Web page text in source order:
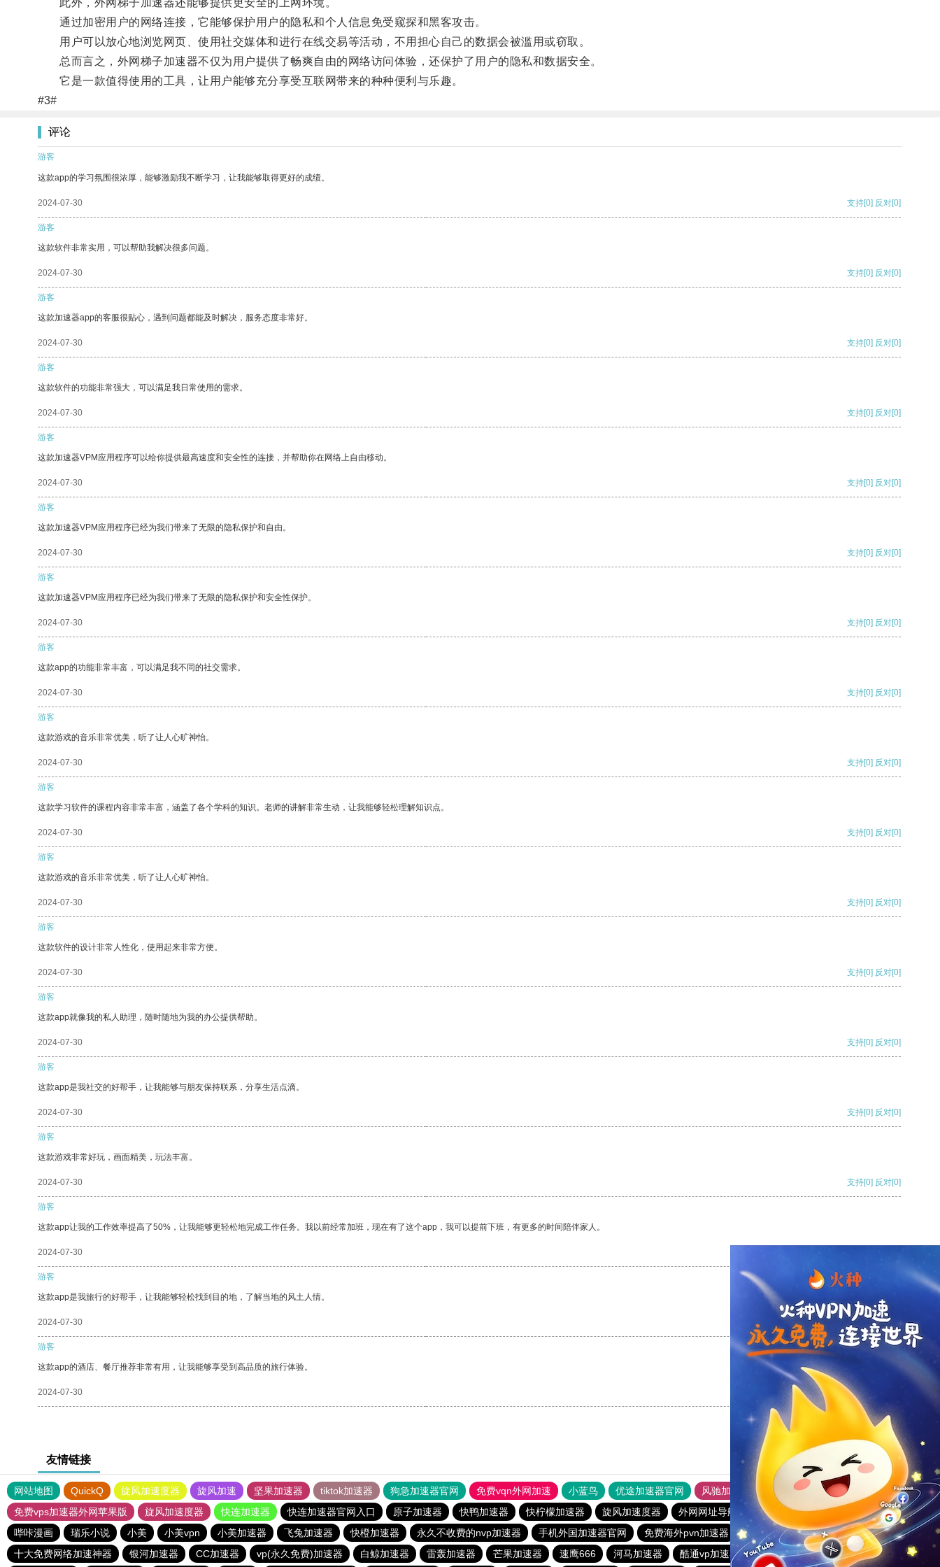
此外，外网梯子加速器还能够提供更安全的上网环境。
通过加密用户的网络连接，它能够保护用户的隐私和个人信息免受窥探和黑客攻击。
用户可以放心地浏览网页、使用社交媒体和进行在线交易等活动，不用担心自己的数据会被滥用或窃取。
总而言之，外网梯子加速器不仅为用户提供了畅爽自由的网络访问体验，还保护了用户的隐私和数据安全。
它是一款值得使用的工具，让用户能够充分享受互联网带来的种种便利与乐趣。
#3#
评论
游客
这款app的学习氛围很浓厚，能够激励我不断学习，让我能够取得更好的成绩。
2024-07-30 支持[0] 反对[0]
游客
这款软件非常实用，可以帮助我解决很多问题。
2024-07-30 支持[0] 反对[0]
游客
这款加速器app的客服很贴心，遇到问题都能及时解决，服务态度非常好。
2024-07-30 支持[0] 反对[0]
游客
这款软件的功能非常强大，可以满足我日常使用的需求。
2024-07-30 支持[0] 反对[0]
游客
这款加速器VPM应用程序可以给你提供最高速度和安全性的连接，并帮助你在网络上自由移动。
2024-07-30 支持[0] 反对[0]
游客
这款加速器VPM应用程序已经为我们带来了无限的隐私保护和自由。
2024-07-30 支持[0] 反对[0]
游客
这款加速器VPM应用程序已经为我们带来了无限的隐私保护和安全性保护。
2024-07-30 支持[0] 反对[0]
游客
这款app的功能非常丰富，可以满足我不同的社交需求。
2024-07-30 支持[0] 反对[0]
游客
这款游戏的音乐非常优美，听了让人心旷神怡。
2024-07-30 支持[0] 反对[0]
游客
这款学习软件的课程内容非常丰富，涵盖了各个学科的知识。老师的讲解非常生动，让我能够轻松理解知识点。
2024-07-30 支持[0] 反对[0]
游客
这款游戏的音乐非常优美，听了让人心旷神怡。
2024-07-30 支持[0] 反对[0]
游客
这款软件的设计非常人性化，使用起来非常方便。
2024-07-30 支持[0] 反对[0]
游客
这款app就像我的私人助理，随时随地为我的办公提供帮助。
2024-07-30 支持[0] 反对[0]
游客
这款app是我社交的好帮手，让我能够与朋友保持联系，分享生活点滴。
2024-07-30 支持[0] 反对[0]
游客
这款游戏非常好玩，画面精美，玩法丰富。
2024-07-30 支持[0] 反对[0]
游客
这款app让我的工作效率提高了50%，让我能够更轻松地完成工作任务。我以前经常加班，现在有了这个app，我可以提前下班，有更多的时间陪伴家人。
2024-07-30
游客
这款app是我旅行的好帮手，让我能够轻松找到目的地，了解当地的风土人情。
2024-07-30 支持 [0] 反对 [0]
游客
这款app的酒店、餐厅推荐非常有用，让我能够享受到高品质的旅行体验。
2024-07-30 支持
友情链接
网站地图 QuickQ 旋风加速度器 旋风加速 坚果加速器 tiktok加速器 狗急加速器官网 免费vqn外网加速 小蓝鸟 优途加速器官网 风驰加速器
旋风加速器
免费vps加速器外网苹果版
旋风加速度器 快连加速器 快连加速器官网入口 原子加速器 快鸭加速器 快柠檬加速器 旋风加速度器 外网网址导航 软件中心 雷霆加速
狂飙加速器
哔咔漫画
瑞乐小说 小美 小美vpn 小美加速器 飞兔加速器 快橙加速器 永久不收费的nvp加速器 手机外国加速器官网 免费海外pvn加速器 每天免费加速器梯子
ins加速器
十大免费网络加速神器
银河加速器 CC加速器 vp(永久免费)加速器 白鲸加速器 雷轰加速器 芒果加速器 速鹰666 河马加速器 酷通vp加速器 快柠檬加速器 猎豹加速器官网